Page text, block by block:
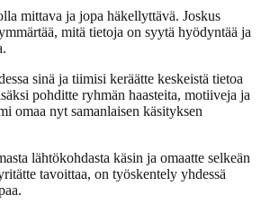
mittava ja jopa häkellyttävä. Joskus
mitä tietoja on syytä hyödyntää ja
sinä ja tiimisi keräätte keskeistä tietoa
pohditte ryhmän haasteita, motiiveja ja
omaa nyt samanlaisen käsityksen
lähtökohdasta käsin ja omaatte selkeän
tavoittaa, on työskentely yhdessä